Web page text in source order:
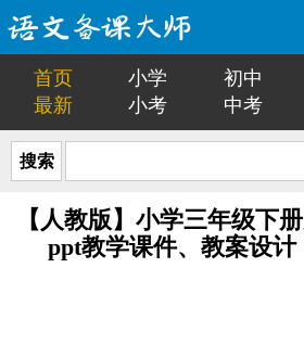
首页 小学 初中
最新
小考 中考
搜索
【人教版】小学三年级下
ppt教学课件、教案设计